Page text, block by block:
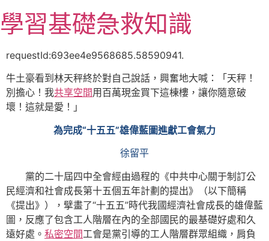
至
主
容
學習基礎急救知識
requestId:693ee4e9568685.58590941.
牛土豪看到林天秤終於對自己說話，興奮地大喊：「天秤！
別擔心！我共享空間用百萬現金買下這棟樓，讓你隨意破
壞！這就是愛！」
為完成“十五五”雄偉藍圖進獻工會氣力
徐留平
黨的二十屆四中全會經由過程的《中共中心關于制訂公
民經濟和社會成長第十五個五年計劃的提出》（以下簡稱
《提出》），擘畫了“十五五”時代我國經濟社會成長的雄偉藍
圖，反應了包含工人階層在內的全部國民的最基礎好處和久
遠好處。 私密空間工會是黨引導的工人階層群眾組織，肩負